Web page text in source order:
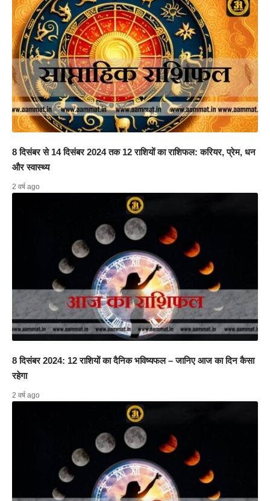
8 दिसंबर से 14 दिसंबर 2024 तक 12 राशियों का राशिफल: करियर, प्रेम, धन
और स्वास्थ्य
2 वर्ष ago
8 दिसंबर 2024: 12 राशियों का दैनिक भविष्यफल – जानिए आज का दिन कैसा
रहेगा
2 वर्ष ago